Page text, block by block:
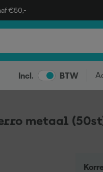
€50,-
Incl. BTW
metaal